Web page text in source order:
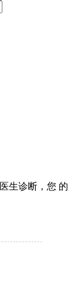
生诊断，您 的